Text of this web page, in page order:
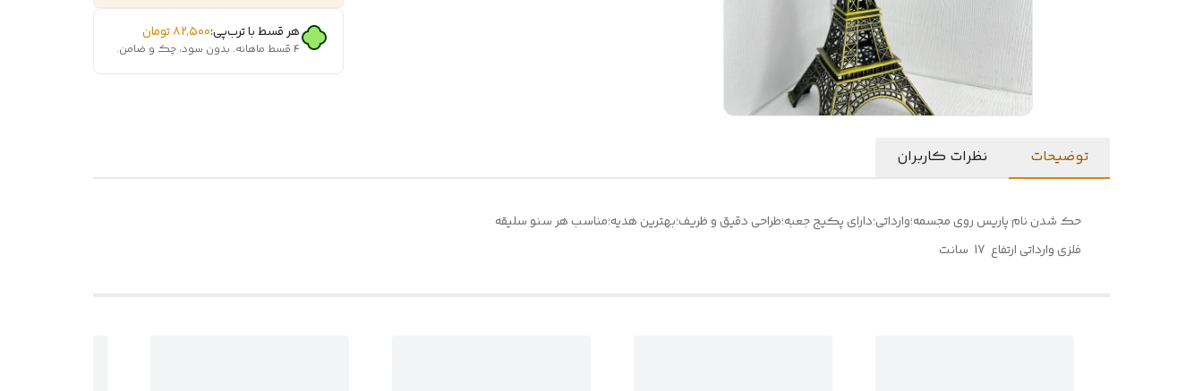
هر قسط با ترب‌پی:۸۲٬۵۰۰تومان
۴ قسط ماهانه. بدون سود، چک و ضامن.
توضیحات نظرات کاربران
حک شدن نام پاریس روی مجسمه؛وارداتی؛دارای پکیج جعبه؛طراحی دقیق و ظریف؛بهترین هدیه؛مناسب هر سنو سلیقه
فلزی وارداتی ارتفاع 17 سانت